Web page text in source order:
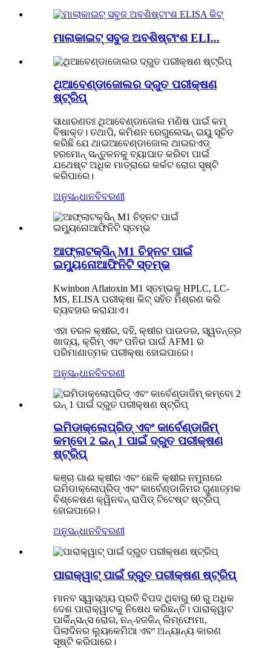
ମାଲାକାଇଟ୍ ସବୁଜ ଅବଶିଷ୍ଟାଂଶ ELI...
ଥିଆବେଣ୍ଡାଜୋଲର ଦ୍ରୁତ ପରୀକ୍ଷଣ
ଷ୍ଟ୍ରିପ୍
ସାଧାରଣତଃ ଥିଆବେଣ୍ଡାଜୋଲ ମଣିଷ ପାଇଁ କମ୍
ବିଷାକ୍ତ। ତଥାପି, କମିଶନ ରେଗୁଲେସନ୍ ଇୟୁ ସୂଚିତ
କରିଛି ଯେ ଥାଇଆବେଣ୍ଡାଜୋଲ ଥାଇରଏଡ୍
ହରମୋନ୍ ସନ୍ତୁଳନକୁ ବ୍ୟାଘାତ କରିବା ପାଇଁ
ଯଥେଷ୍ଟ ଅଧିକ ମାତ୍ରାରେ କର୍କଟ ରୋଗ ସୃଷ୍ଟି
କରିପାରେ।
ଅନୁସନ୍ଧାନବିବରଣୀ
ଆଫ୍ଲାଟକ୍ସିନ୍ M1 ଚିହ୍ନଟ ପାଇଁ
ଇମ୍ୟୁନୋଆଫିନିଟି ସ୍ତମ୍ଭ
Kwinbon Aflatoxin M1 ସ୍ତମ୍ଭକୁ HPLC, LC-
MS, ELISA ପରୀକ୍ଷା କିଟ୍ ସହିତ ମିଶ୍ରଣ କରି
ବ୍ୟବହାର କରାଯାଏ।
ଏହା ତରଳ କ୍ଷୀର, ଦହି, କ୍ଷୀର ପାଉଡର, ସ୍ୱତନ୍ତ୍ର
ଖାଦ୍ୟ, କ୍ରିମ୍ ଏବଂ ପନିର ପାଇଁ AFM1 ର
ପରିମାଣାତ୍ମକ ପରୀକ୍ଷା ହୋଇପାରେ।
ଅନୁସନ୍ଧାନବିବରଣୀ
ଇମିଡାକ୍ଲୋପ୍ରିଡ୍ ଏବଂ କାର୍ବେଣ୍ଡାଜିମ୍
କମ୍ବୋ 2 ଇନ୍ 1 ପାଇଁ ଦ୍ରୁତ ପରୀକ୍ଷଣ
ଷ୍ଟ୍ରିପ୍
କଞ୍ଚା ଗାଈ କ୍ଷୀର ଏବଂ ଛେଳି କ୍ଷୀର ନମୁନାରେ
ଇମିଡାକ୍ଲୋପ୍ରିଡ୍ ଏବଂ କାର୍ବେଣ୍ଡାଜିମର ଗୁଣାତ୍ମକ
ବିଶ୍ଳେଷଣ କ୍ୱିନବନ୍ ରାପିଡ୍ ଟିଟେଷ୍ଟ ଷ୍ଟ୍ରିପ୍
ହୋଇପାରେ।
ଅନୁସନ୍ଧାନବିବରଣୀ
ପାରାକ୍ୱାଟ୍ ପାଇଁ ଦ୍ରୁତ ପରୀକ୍ଷଣ ଷ୍ଟ୍ରିପ୍
ମାନବ ସ୍ୱାସ୍ଥ୍ୟ ପ୍ରତି ବିପଦ ଥିବାରୁ 60 ରୁ ଅଧିକ
ଦେଶ ପାରାକ୍ୱାଟକୁ ନିଷେଧ କରିଛନ୍ତି। ପାରାକ୍ୱାଟ
ପାର୍କିନ୍ସନ୍ସ ରୋଗ, ନନ୍-ହଜକିନ୍ ଲିମ୍ଫୋମା,
ପିଲାଦିନର ଲ୍ୟୁକେମିଆ ଏବଂ ଅନ୍ୟାନ୍ୟ କାରଣ
ସୃଷ୍ଟି କରିପାରେ।